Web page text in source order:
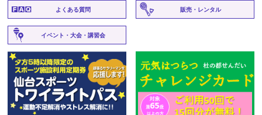
よくある質問 販売・レンタル
イベント・大会・講習会